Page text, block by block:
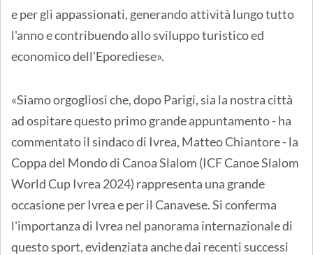
e per gli appassionati, generando attività lungo tutto
l'anno e contribuendo allo sviluppo turistico ed
economico dell’Eporediese».
«Siamo orgogliosi che, dopo Parigi, sia la nostra città
ad ospitare questo primo grande appuntamento - ha
commentato il sindaco di Ivrea, Matteo Chiantore - la
Coppa del Mondo di Canoa Slalom (ICF Canoe Slalom
World Cup Ivrea 2024) rappresenta una grande
occasione per Ivrea e per il Canavese. Si conferma
l'importanza di Ivrea nel panorama internazionale di
questo sport, evidenziata anche dai recenti successi